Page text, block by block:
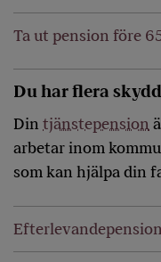
Ta ut pension före
Du har flera
Din tjänstepension
arbetar inom
som kan hjälpa din